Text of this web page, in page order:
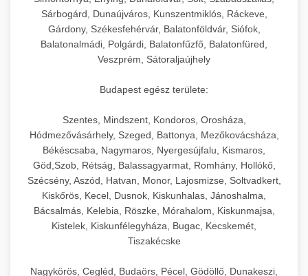
hőmérséklet-szabályozással.
chef-iparikonyhagepek.hu
kereskedelmi sütősütő
Professzionális hűtőegységek és hűtőkamrák
kereskedelmi konyhák számára.
Energiahatékony hűtési megoldások nagy
kapacitással.
chef-iparikonyhagepek.hu
kereskedelmi hűtőegység
💧 26. Ipari Mosogatógép +
Kereskedelmi mosogatóberendezések nagy
ciklusok fertőtlenítési képességekkel.
chef-iparikonyhagepek.hu
kereskedelmi mosogatógép
🧀 27. Ipari Sajtreszelő Gép
Ipari sajtreszelők és aprítógépek kereskedelmi
élelmiszer-előkészítéshez. Különböző reszelési
méretek különböző alkalmazásokhoz.
chef-iparikonyhagepek.hu
kereskedelmi sajtreszelő
🍳 28. Nagykonyhai
Berendezések
+
Teljes körű nagykonyhai berendezések és
professzionális vendéglátóipari kellékek.
Minden, ami szükséges éttermi és catering
műveletekhez.
Sárbogárd, Dunaújváros, Kunszentmiklós, Ráckeve,
Gárdony, Székesfehérvár, Balatonföldvár, Siófok,
Balatonalmádi, Polgárdi, Balatonfűzfő, Balatonfüred,
Veszprém, Sátoraljaújhely
Budapest egész területe:
Szentes, Mindszent, Kondoros, Orosháza,
Hódmezővásárhely, Szeged, Battonya, Mezőkovácsháza,
Békéscsaba, Nagymaros, Nyergesújfalu, Kismaros,
Göd,Szob, Rétság, Balassagyarmat, Romhány, Hollókő,
Szécsény, Aszód, Hatvan, Monor, Lajosmizse, Soltvadkert,
Kiskőrös, Kecel, Dusnok, Kiskunhalas, Jánoshalma,
Bácsalmás, Kelebia, Röszke, Mórahalom, Kiskunmajsa,
Kistelek, Kiskunfélegyháza, Bugac, Kecskemét,
Tiszakécske
Nagykörös, Cegléd, Budaörs, Pécel, Gödöllő, Dunakeszi,